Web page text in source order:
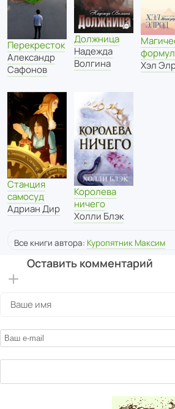
Перекресток
Александр
Сафонов
Должница
Надежда
Волгина
Хэл
Станция
самосуд
Адриан Дир
Королева
ничего
Холли Блэк
Все книги автора: Куропятник Максим
Оставить комментарий